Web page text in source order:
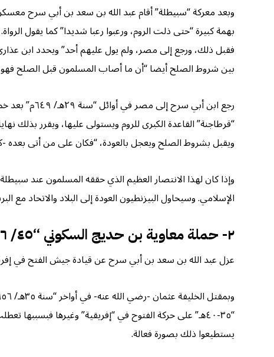
وبعد معركة “سبيطلة” أقام عبد الله بن سعد بن أبي سرح
بهمة كبيرة “حتى ذلت الروم، ورعبوا رعبا شديدا” كما يقول
بين شروط الصلح أيضا “أن ما أصاب المسلمون قبل الصلح فهو
رجع ابن
“قرطاجنة” القاعدة الكبرى للروم ويستولى عليها، ويقرر بذلك
ويقبل بشروط الصلح ويعجل بالعودة، “فكان على من أتى بعده
الإسلامي. وسيحاول البيزنطيون العودة إلى البلاد والاتحاد مع
٢- حملة معاوية بن حديج السكوني “٤٥/ ٦٦٦م”
عزل عبد الله بن سعد بن أبي سرح عن قيادة جيش الفتح في
“٣٥-٤٠هـ” على حركة الفتوح في “إفريقية” وغيرها
يستطيعوا ذلك بصورة فعالة.